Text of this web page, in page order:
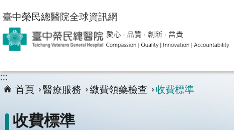
跳到主要內容區塊
臺中榮民總醫院全球資訊網
:::
首頁
醫療服務 繳費領藥檢查 收費標準
收費標準